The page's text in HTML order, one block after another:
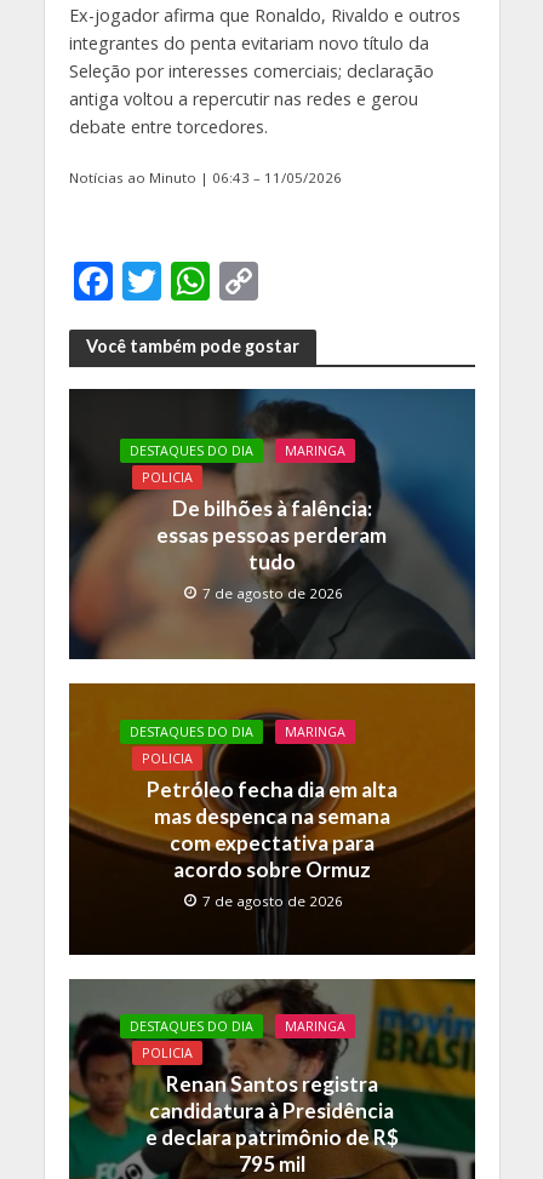
Ex-jogador afirma que Ronaldo, Rivaldo e outros
integrantes do penta evitariam novo título da
Seleção por interesses comerciais; declaração
antiga voltou a repercutir nas redes e gerou
debate entre torcedores.
Notícias ao Minuto | 06:43 – 11/05/2026
F
ac
e
b
o
o
k
T
w
itt
er
W
h
at
s
A
p
p
C
o
p
y
Li
n
k
Você também pode gostar
DESTAQUES DO DIA
MARINGA
POLICIA
De bilhões à falência:
essas pessoas perderam
tudo
7 de agosto de 2026
DESTAQUES DO DIA
MARINGA
POLICIA
Petróleo fecha dia em alta
mas despenca na semana
com expectativa para
acordo sobre Ormuz
7 de agosto de 2026
DESTAQUES DO DIA
MARINGA
POLICIA
Renan Santos registra
candidatura à Presidência
e declara patrimônio de R$
795 mil